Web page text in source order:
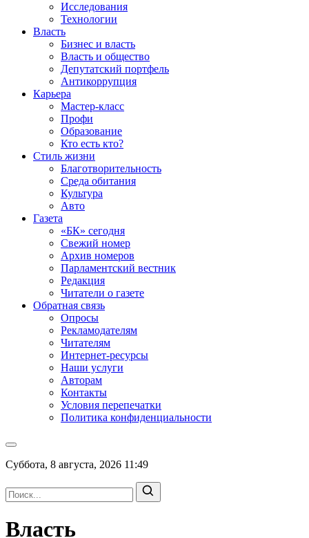
Исследования
Технологии
Власть
Бизнес и власть
Власть и общество
Депутатский портфель
Антикоррупция
Карьера
Мастер-класс
Профи
Образование
Кто есть кто?
Стиль жизни
Благотворительность
Среда обитания
Культура
Авто
Газета
«БК» сегодня
Свежий номер
Архив номеров
Парламентский вестник
Редакция
Читатели о газете
Обратная связь
Опросы
Рекламодателям
Читателям
Интернет-ресурсы
Наши услуги
Авторам
Контакты
Условия перепечатки
Политика конфиденциальности
Суббота, 8 августа, 2026 11:49
Власть